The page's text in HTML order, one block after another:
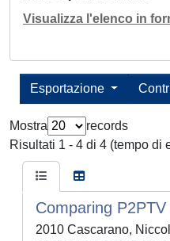
Visualizza l'elenco in
Esportazione
Mostra
records
Risultati 1 - 4 di 4 (tempo di
Comparing
2010 Cascarano,